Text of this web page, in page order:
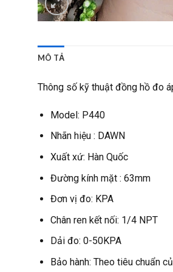
MÔ TẢ
Thông số kỹ thuật đồng hồ đo
Model: P440
Nhãn hiệu : DAWN
Xuất xứ: Hàn Quốc
Đường kính mặt : 63mm
Đơn vị đo: KPA
Chân ren kết nối: 1/4 NPT
Dải đo: 0-50KPA
Bảo hành: Theo tiêu chuẩn